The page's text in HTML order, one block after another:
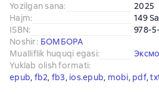
Yozilgan sana:
2025
Hajm:
149
ISBN:
978-
Noshir: БОМБОРА
Mualliflik huquqi egasi:
Эксмо
Yuklab olish formati:
epub, fb2, fb3, ios.epub, mobi, pdf,